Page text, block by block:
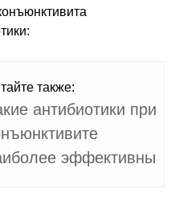
также:
антибиотики при
эффективны